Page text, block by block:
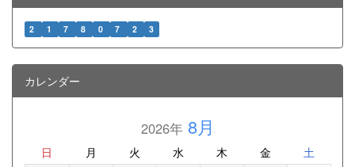
2 1 7 8 0 7 2 3
カレンダー
2026年8月
日 月 火 水 木 金 土